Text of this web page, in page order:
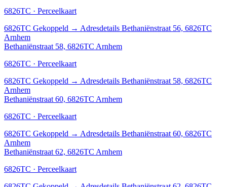
6826TC · Perceelkaart
6826TC Gekoppeld → Adresdetails Bethaniënstraat 56, 6826TC
Arnhem
Bethaniënstraat 58, 6826TC Arnhem
6826TC · Perceelkaart
6826TC Gekoppeld → Adresdetails Bethaniënstraat 58, 6826TC
Arnhem
Bethaniënstraat 60, 6826TC Arnhem
6826TC · Perceelkaart
6826TC Gekoppeld → Adresdetails Bethaniënstraat 60, 6826TC
Arnhem
Bethaniënstraat 62, 6826TC Arnhem
6826TC · Perceelkaart